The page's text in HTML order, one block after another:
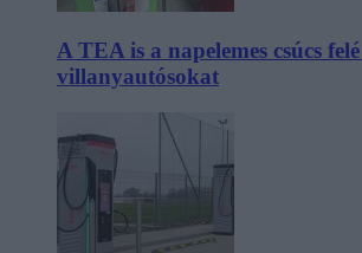
A TEA is a napelemes csúcs
villanyautósokat